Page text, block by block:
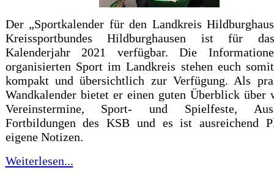
Der „Sportkalender für den Landkreis
Kreissportbundes Hildburghausen ist für
Kalenderjahr 2021 verfügbar. Die
organisierten Sport im Landkreis stehen euch
kompakt und übersichtlich zur Verfügung. Als
Wandkalender bietet er einen guten Überblick über
Vereinstermine, Sport- und Spielfeste,
Fortbildungen des KSB und es ist ausreichend
eigene Notizen.
Weiterlesen...